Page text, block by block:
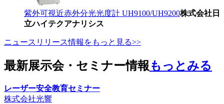
紫外可視近赤外分光光度計 UH9100/UH9200株式会社日
立ハイテクアナリシス
ニュースリリース情報をもっと見る>>
最新展示会・セミナー情報もっとみる
レーザー安全教育セミナー
株式会社光響